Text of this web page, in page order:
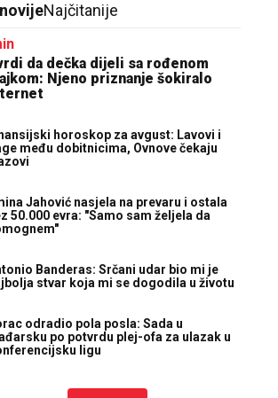
Najčitanije
da dečka dijeli sa rođenom
Njeno priznanje šokiralo
horoskop za avgust: Lavovi i
među dobitnicima, Ovnove čekaju
Jahović nasjela na prevaru i ostala
50.000 evra: "Samo sam željela da
Banderas: Srčani udar bio mi je
stvar koja mi se dogodila u životu
odradio pola posla: Sada u
po potvrdu plej-ofa za ulazak u
ligu